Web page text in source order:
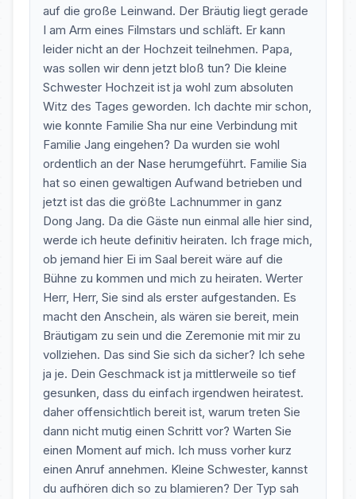
auf die große Leinwand. Der Bräutig liegt gerade
I am Arm eines Filmstars und schläft. Er kann
leider nicht an der Hochzeit teilnehmen. Papa,
was sollen wir denn jetzt bloß tun? Die kleine
Schwester Hochzeit ist ja wohl zum absoluten
Witz des Tages geworden. Ich dachte mir schon,
wie konnte Familie Sha nur eine Verbindung mit
Familie Jang eingehen? Da wurden sie wohl
ordentlich an der Nase herumgeführt. Familie Sia
hat so einen gewaltigen Aufwand betrieben und
jetzt ist das die größte Lachnummer in ganz
Dong Jang. Da die Gäste nun einmal alle hier sind,
werde ich heute definitiv heiraten. Ich frage mich,
ob jemand hier Ei im Saal bereit wäre auf die
Bühne zu kommen und mich zu heiraten. Werter
Herr, Herr, Sie sind als erster aufgestanden. Es
macht den Anschein, als wären sie bereit, mein
Bräutigam zu sein und die Zeremonie mit mir zu
vollziehen. Das sind Sie sich da sicher? Ich sehe
ja je. Dein Geschmack ist ja mittlerweile so tief
gesunken, dass du einfach irgendwen heiratest.
daher offensichtlich bereit ist, warum treten Sie
dann nicht mutig einen Schritt vor? Warten Sie
einen Moment auf mich. Ich muss vorher kurz
einen Anruf annehmen. Kleine Schwester, kannst
du aufhören dich so zu blamieren? Der Typ sah